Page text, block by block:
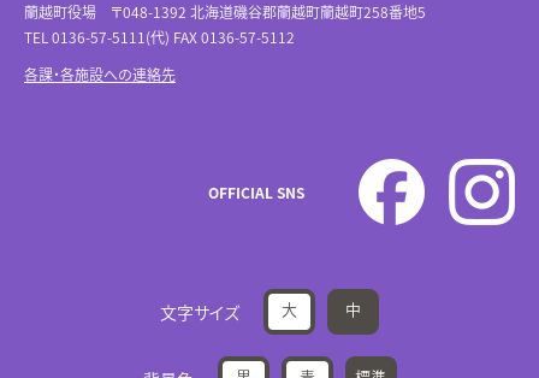
蘭越町役場 〒048-1392 北海道磯谷郡蘭越町蘭越町258番地5
TEL 0136-57-5111(代) FAX 0136-57-5112
各課・各施設への連絡先
OFFICIAL SNS
文字サイズ 大 中